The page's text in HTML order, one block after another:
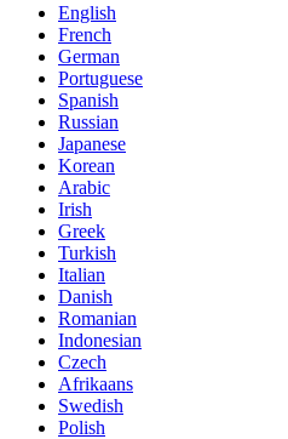
English
French
German
Portuguese
Spanish
Russian
Japanese
Korean
Arabic
Irish
Greek
Turkish
Italian
Danish
Romanian
Indonesian
Czech
Afrikaans
Swedish
Polish